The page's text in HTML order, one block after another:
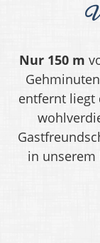
Nur 150 m
entfernt liegt
in unserem